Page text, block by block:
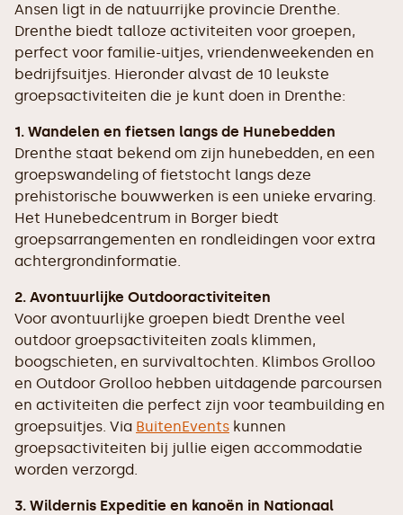
Ansen ligt in de natuurrijke provincie Drenthe.
Drenthe biedt talloze activiteiten voor groepen,
perfect voor familie-uitjes, vriendenweekenden en
bedrijfsuitjes. Hieronder alvast de 10 leukste
groepsactiviteiten die je kunt doen in Drenthe:
1. Wandelen en fietsen langs de Hunebedden
Drenthe staat bekend om zijn hunebedden, en een
groepswandeling of fietstocht langs deze
prehistorische bouwwerken is een unieke ervaring.
Het Hunebedcentrum in Borger biedt
groepsarrangementen en rondleidingen voor extra
achtergrondinformatie.
2. Avontuurlijke Outdooractiviteiten
Voor avontuurlijke groepen biedt Drenthe veel
outdoor groepsactiviteiten zoals klimmen,
boogschieten, en survivaltochten. Klimbos Grolloo
en Outdoor Grolloo hebben uitdagende parcoursen
en activiteiten die perfect zijn voor teambuilding en
groepsuitjes. Via BuitenEvents kunnen
groepsactiviteiten bij jullie eigen accommodatie
worden verzorgd.
3. Wildernis Expeditie en kanoën in Nationaal